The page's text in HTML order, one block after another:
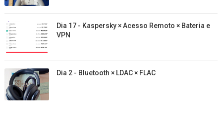
Dia 17 - Kaspersky × Acesso Remoto × Bateria e
VPN
Dia 2 - Bluetooth × LDAC × FLAC